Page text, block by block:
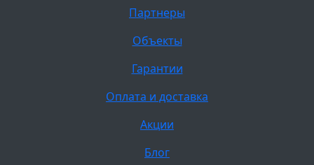
Партнеры
Объекты
Гарантии
Оплата и доставка
Акции
Блог